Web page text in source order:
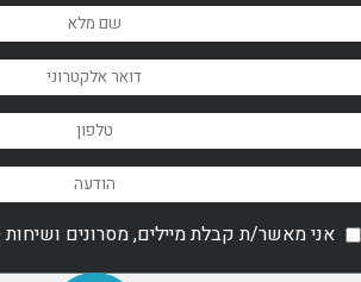
אני מאשר/ת קבלת מיילים, מסרונים ושיחות